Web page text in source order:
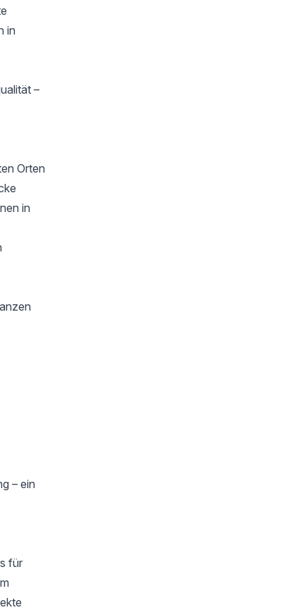
in
–
Orten
in
– ein
für